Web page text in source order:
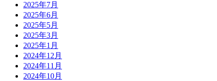
2025年7月
2025年6月
2025年5月
2025年3月
2025年1月
2024年12月
2024年11月
2024年10月